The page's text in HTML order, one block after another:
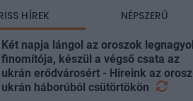
HÍREK NÉPSZERŰ
Két napja lángol az oroszok
finomítója, készül a végső csata az
ukrán erődvárosért - Híreink az
ukrán háborúból csütörtökön